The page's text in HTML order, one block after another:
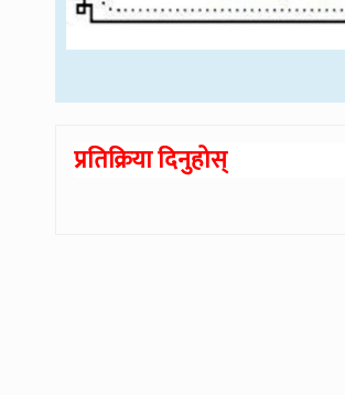
प्रतिक्रिया दिनुहोस्